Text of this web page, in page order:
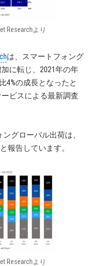
Researchより
は、スマートフォング
に転じ、2021年の年
4%の成長となったと
ービスによる最新調査
グローバル出荷は、
報告しています。
Researchより